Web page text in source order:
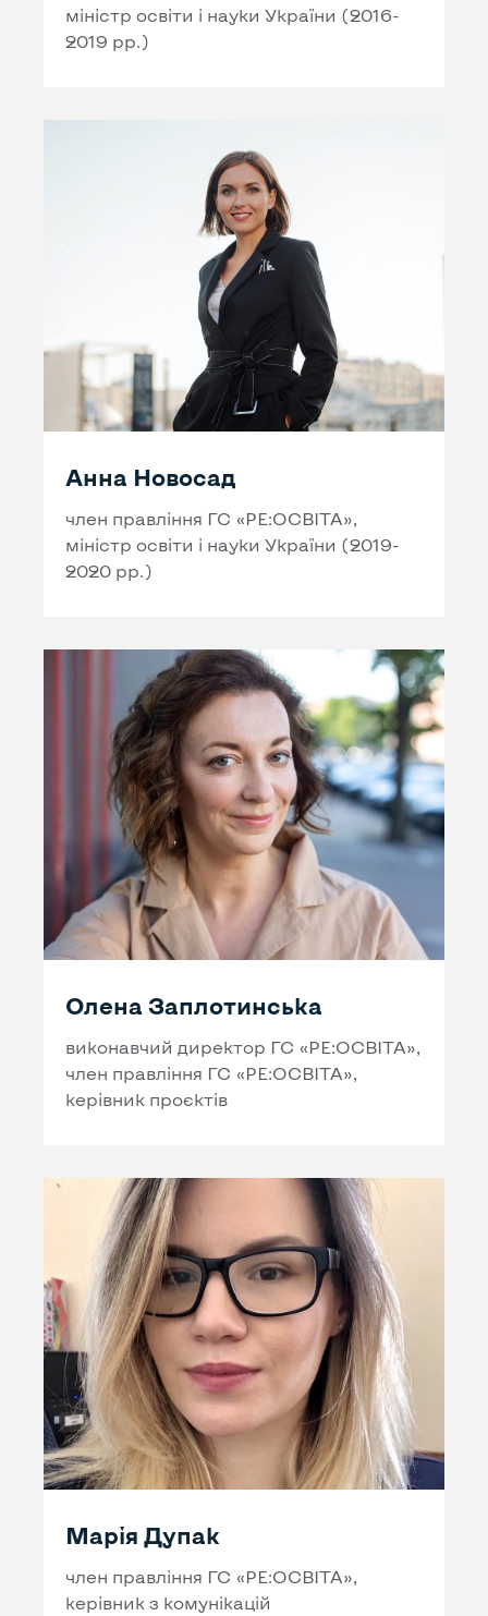
міністр освіти і науки України (2016-
2019 рр.)
Анна Новосад
член правління ГС «РЕ:ОСВІТА»,
міністр освіти і науки України (2019-
2020 рр.)
Олена Заплотинська
виконавчий директор ГС «РЕ:ОСВІТА»,
член правління ГС «РЕ:ОСВІТА»,
керівник проєктів
Марія Дупак
член правління ГС «РЕ:ОСВІТА»,
керівник з комунікацій